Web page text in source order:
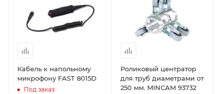
Кабель к напольному
микрофону FAST 8015D
Под заказ
Роликовый центратор
для труб диаметрами от
250 мм. MINCAM 93732